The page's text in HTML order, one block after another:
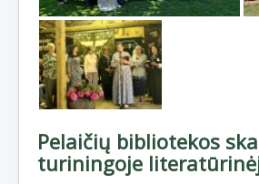
Pelaičių bibliotekos
turiningoje